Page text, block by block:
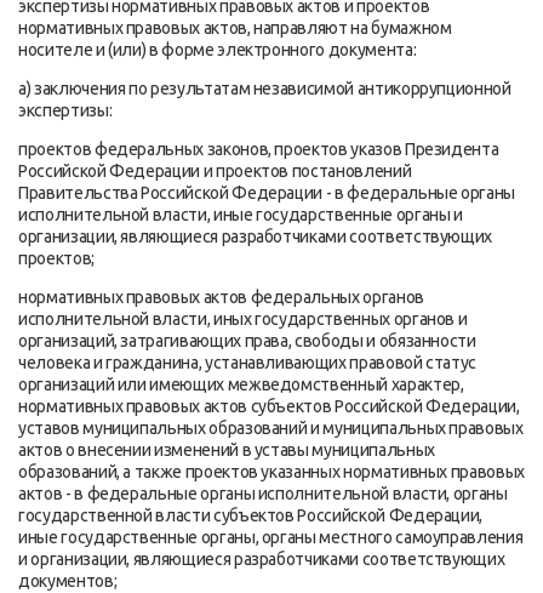
экспертизы нормативных правовых актов и проектов
нормативных правовых актов, направляют на бумажном
носителе и (или) в форме электронного документа:
а) заключения по результатам независимой антикоррупционной
экспертизы:
проектов федеральных законов, проектов указов Президента
Российской Федерации и проектов постановлений
Правительства Российской Федерации - в федеральные органы
исполнительной власти, иные государственные органы и
организации, являющиеся разработчиками соответствующих
проектов;
нормативных правовых актов федеральных органов
исполнительной власти, иных государственных органов и
организаций, затрагивающих права, свободы и обязанности
человека и гражданина, устанавливающих правовой статус
организаций или имеющих межведомственный характер,
нормативных правовых актов субъектов Российской Федерации,
уставов муниципальных образований и муниципальных правовых
актов о внесении изменений в уставы муниципальных
образований, а также проектов указанных нормативных правовых
актов - в федеральные органы исполнительной власти, органы
государственной власти субъектов Российской Федерации,
иные государственные органы, органы местного самоуправления
и организации, являющиеся разработчиками соответствующих
документов;